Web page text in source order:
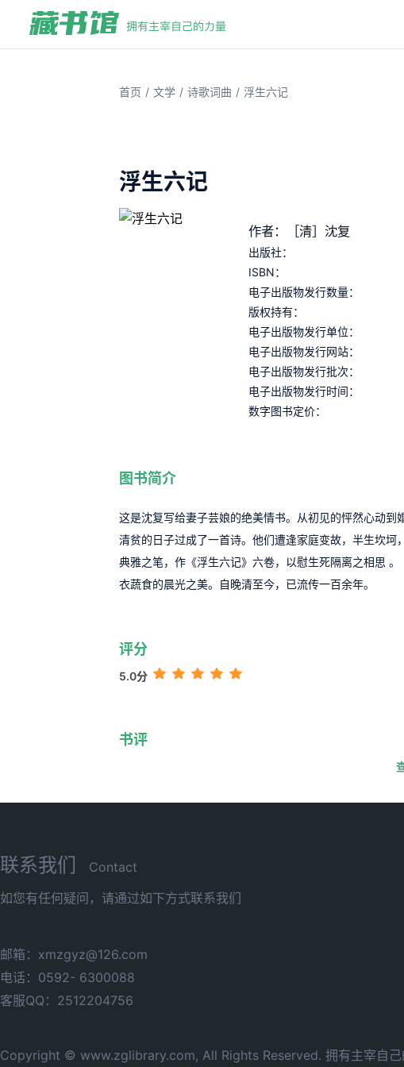
首页 / 文学 / 诗歌词曲 / 浮生六记
浮生六记
作者：［清］沈复
出版社：
ISBN：
电子出版物发行数量：
版权持有：
电子出版物发行单位：
电子出版物发行网站：
电子出版物发行批次：
电子出版物发行时间：
数字图书定价：
图书简介
这是沈复写给妻子芸娘的绝美情书。从初见的怦然心动
清贫的日子过成了一首诗。他们遭逢家庭变故，半生坎
典雅之笔，作《浮生六记》六卷，以慰生死隔离之相思
衣蔬食的晨光之美。自晚清至今，已流传一百余年。
评分
5.0分
书评
联系我们
Contact
如您有任何疑问，请通过如下方式联系我们
邮箱：xmzgyz@126.com
电话：0592- 6300088
客服QQ：2512204756
Copyright © www.zglibrary.com, All Rights Reserved. 拥有主宰自己